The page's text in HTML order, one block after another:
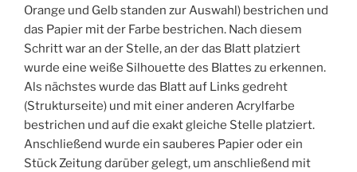
Orange und Gelb standen zur Auswahl) bestrichen und
das Papier mit der Farbe bestrichen. Nach diesem
Schritt war an der Stelle, an der das Blatt platziert
wurde eine weiße Silhouette des Blattes zu erkennen.
Als nächstes wurde das Blatt auf Links gedreht
(Strukturseite) und mit einer anderen Acrylfarbe
bestrichen und auf die exakt gleiche Stelle platziert.
Anschließend wurde ein sauberes Papier oder ein
Stück Zeitung darüber gelegt, um anschließend mit